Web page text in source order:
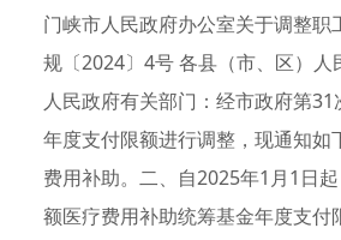
门峡市人民政府办公室关于调整
规〔2024〕4号 各县（市、区）
人民政府有关部门：经市政府第
年度支付限额进行调整，现通知
费用补助。二、自2025年1月1日
额医疗费用补助统筹基金年度支